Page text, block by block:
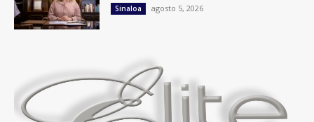
Sinaloa agosto 5, 2026